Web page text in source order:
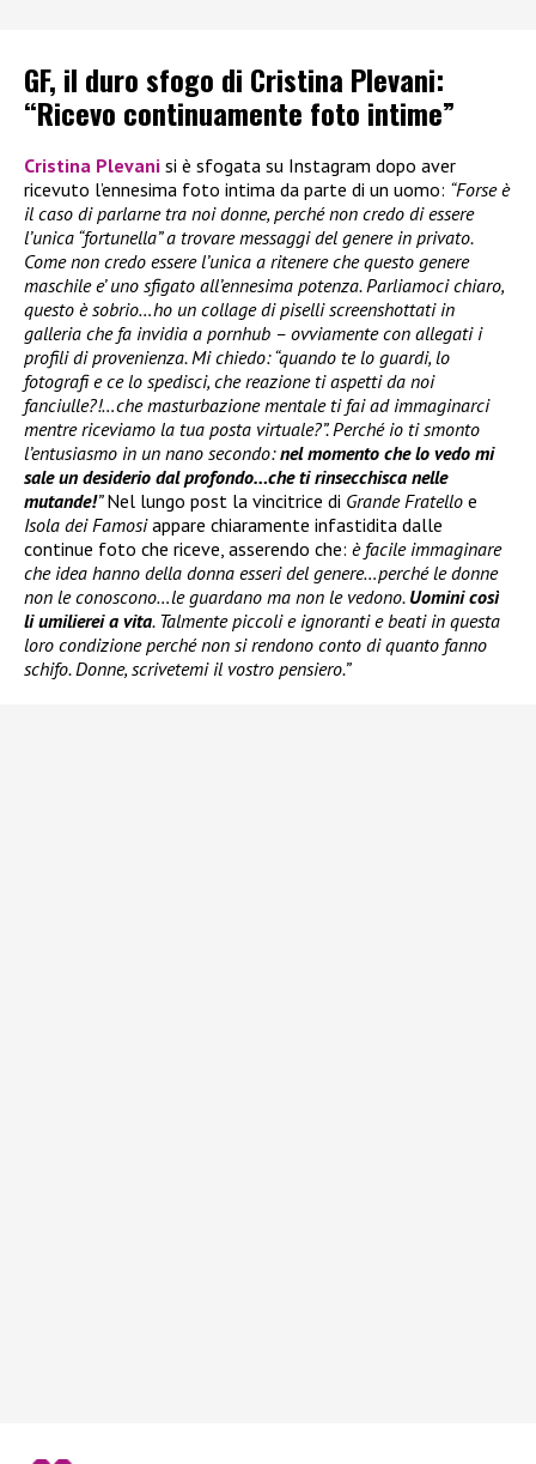
GF, il duro sfogo di Cristina Plevani:
“Ricevo continuamente foto intime”
Cristina Plevani si è sfogata su Instagram dopo aver
ricevuto l’ennesima foto intima da parte di un uomo: “Forse è
il caso di parlarne tra noi donne, perché non credo di essere
l’unica “fortunella” a trovare messaggi del genere in privato.
Come non credo essere l’unica a ritenere che questo genere
maschile e’ uno sfigato all’ennesima potenza. Parliamoci chiaro,
questo è sobrio…ho un collage di piselli screenshottati in
galleria che fa invidia a pornhub – ovviamente con allegati i
profili di provenienza. Mi chiedo: “quando te lo guardi, lo
fotografi e ce lo spedisci, che reazione ti aspetti da noi
fanciulle?!…che masturbazione mentale ti fai ad immaginarci
mentre riceviamo la tua posta virtuale?”. Perché io ti smonto
l’entusiasmo in un nano secondo:nel momento che lo vedo mi
sale un desiderio dal profondo…che ti rinsecchisca nelle
mutande!”Nel lungo post la vincitrice di Grande Fratello e
Isola dei Famosiappare chiaramente infastidita dalle
continue foto che riceve, asserendo che: è facile immaginare
che idea hanno della donna esseri del genere…perché le donne
non le conoscono…le guardano ma non le vedono. Uomini così
li umilierei a vita. Talmente piccoli e ignoranti e beati in questa
loro condizione perché non si rendono conto di quanto fanno
schifo. Donne, scrivetemi il vostro pensiero.”